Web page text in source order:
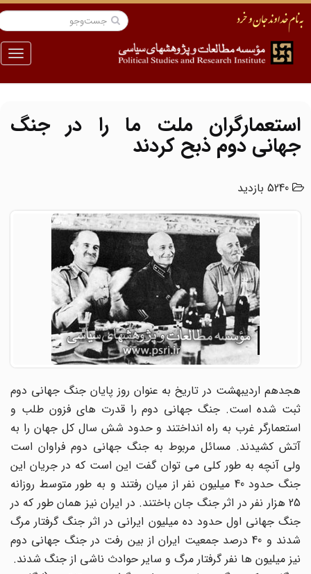
منو
استعمارگران ملت ما را در جنگ
جهانی دوم ذبح کردند
5240 بازدید
هجدهم اردیبهشت در تاریخ به عنوان روز پایان جنگ جهانی دوم
ثبت شده است. جنگ جهانی دوم را قدرت های فزون طلب و
استعمارگر غرب به راه انداختند و حدود شش سال کل جهان را به
آتش کشیدند. مسائل مربوط به جنگ جهانی دوم فراوان است
ولی آنچه به طور کلی می توان گفت این است که در جریان این
جنگ حدود 40 میلیون نفر از میان رفتند و به طور متوسط روزانه
25 هزار نفر در اثر جنگ جان باختند. در ایران نیز همان طور که در
جنگ جهانی اول حدود ده میلیون ایرانی در اثر جنگ گرفتار مرگ
شدند و 40 درصد جمعیت ایران از بین رفت در جنگ جهانی دوم
نیز میلیون ها نفر گرفتار مرگ و سایر حوادث ناشی از جنگ شدند.